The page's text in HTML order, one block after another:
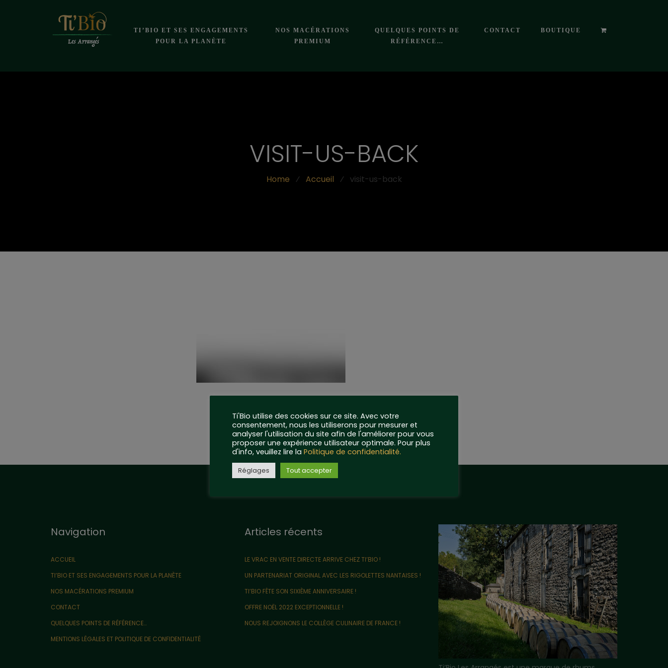
TI’BIO ET SES ENGAGEMENTS
POUR LA PLANÈTE
NOS MACÉRATIONS
PREMIUM
QUELQUES POINTS DE
RÉFÉRENCE…
CONTACT BOUTIQUE
VISIT-US-BACK
Home ⁄ Accueil ⁄ visit-us-back
Navigation
ACCUEIL
TI’BIO ET SES ENGAGEMENTS POUR LA PLANÈTE
NOS MACÉRATIONS PREMIUM
CONTACT
QUELQUES POINTS DE RÉFÉRENCE…
MENTIONS LÉGALES ET POLITIQUE DE CONFIDENTIALITÉ
Articles récents
LE VRAC EN VENTE DIRECTE ARRIVE CHEZ TI’BIO !
UN PARTENARIAT ORIGINAL AVEC LES RIGOLETTES NANTAISES !
TI’BIO FÊTE SON SIXIÈME ANNIVERSAIRE !
OFFRE NOËL 2022 EXCEPTIONNELLE !
NOUS REJOIGNONS LE COLLÈGE CULINAIRE DE FRANCE !
Ti'Bio utilise des cookies sur ce site. Avec votre
consentement, nous les utiliserons pour mesurer et
analyser l'utilisation du site afin de l'améliorer pour vous
proposer une expérience utilisateur optimale. Pour plus
d'info, veuillez lire la Politique de confidentialité.
Réglages Tout accepter